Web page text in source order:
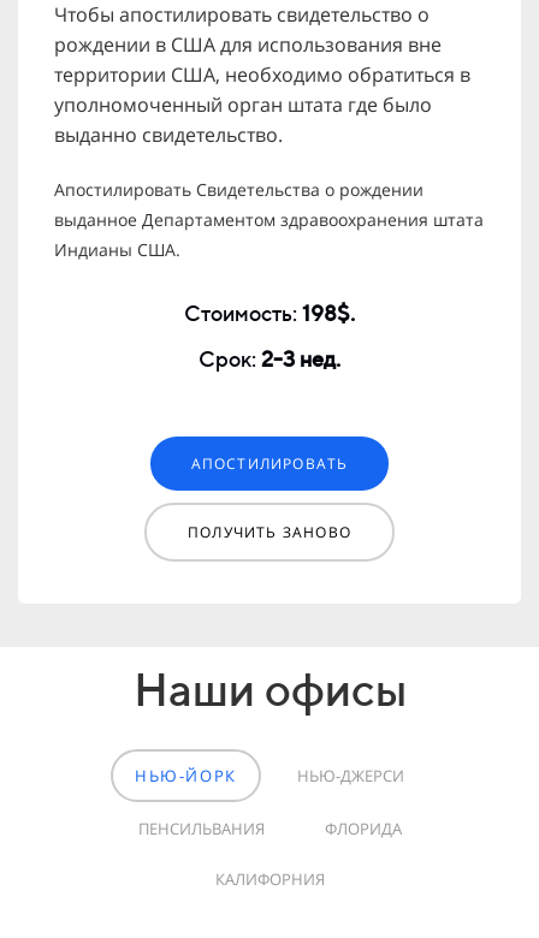
Чтобы апостилировать свидетельство о
рождении в США для использования вне
территории США, необходимо обратиться в
уполномоченный орган штата где было
выданно свидетельство.
Апостилировать Свидетельства о рождении
выданное Департаментом здравоохранения штата
Индианы США.
Стоимость: 198$.
Срок: 2-3 нед.
АПОСТИЛИРОВАТЬ
ПОЛУЧИТЬ ЗАНОВО
Наши офисы
НЬЮ-ЙОРК НЬЮ-ДЖЕРСИ
ПЕНСИЛЬВАНИЯ ФЛОРИДА
КАЛИФОРНИЯ